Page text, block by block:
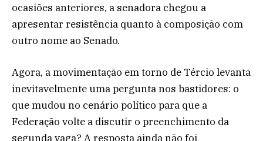
ocasiões anteriores, a senadora chegou a
apresentar resistência quanto à composição com
outro nome ao Senado.
Agora, a movimentação em torno de Tércio levanta
inevitavelmente uma pergunta nos bastidores: o
que mudou no cenário político para que a
Federação volte a discutir o preenchimento da
segunda vaga? A resposta ainda não foi